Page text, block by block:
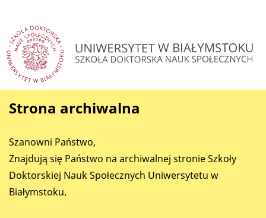
Strona archiwalna
Szanowni Państwo,
Znajdują się Państwo na archiwalnej stronie Szkoły
Doktorskiej Nauk Społecznych Uniwersytetu w
Białymstoku.